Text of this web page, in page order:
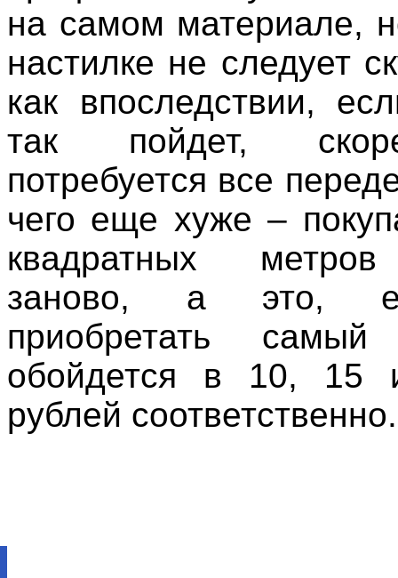
на самом материале,
настилке не следует
как впоследствии,
так пойдет,
потребуется все
чего еще хуже –
квадратных
заново, а это,
приобретать самый
обойдется в 10, 15
рублей соответственно.